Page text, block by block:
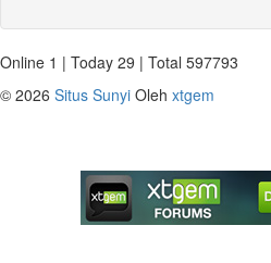
Online 1 | Today 29 | Total 597793
© 2026 Situs Sunyi Oleh xtgem